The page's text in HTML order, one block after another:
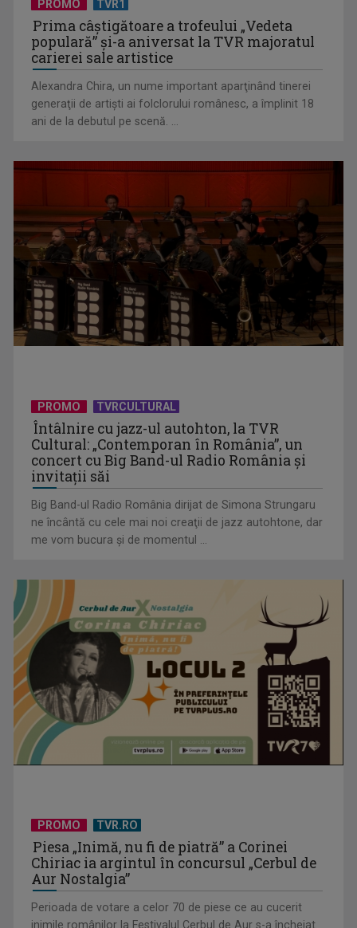
Federația SANITAS suspendă temporar greva generală din
sistemul sanitar
„E cool să fii cult!”, în curând la TVR 1 și TVR 2
Universitatea de Vară, la Băile Tușnad | VIDEO
De peste 160 de ani în slujba culturii românești. Povestea
„Societății” din ...
Protest de amploare al fermierilor în Capitală
Prima câştigătoare a trofeului „Vedeta
populară” şi-a aniversat la TVR majoratul
carierei sale artistice
Alexandra Chira, un nume important aparţinând tinerei
generaţii de artişti ai folclorului românesc, a împlinit 18
ani de la debutul pe scenă. ...
Întâlnire cu jazz-ul autohton, la TVR
Cultural: „Contemporan în România”, un
concert cu Big Band-ul Radio România şi
invitaţii săi
Big Band-ul Radio România dirijat de Simona Strungaru
ne încântă cu cele mai noi creaţii de jazz autohtone, dar
me vom bucura şi de momentul ...
Piesa „Inimă, nu fi de piatră” a Corinei
Chiriac ia argintul în concursul „Cerbul de
Aur Nostalgia”
Perioada de votare a celor 70 de piese ce au cucerit
inimile românilor la Festivalul Cerbul de Aur s-a încheiat.